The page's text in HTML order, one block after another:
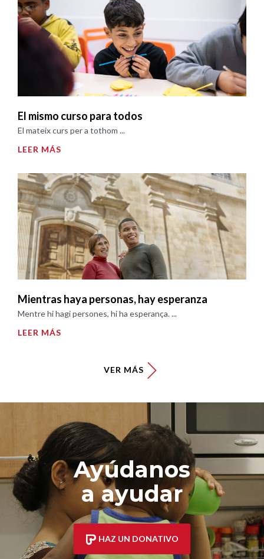
El mismo curso para todos
El mateix curs per a tothom ...
LEER MÁS
Mientras haya personas, hay esperanza
Mentre hi hagi persones, hi ha esperança. ...
LEER MÁS
VER MÁS
Ayúdanos
a ayudar
HAZ UN DONATIVO